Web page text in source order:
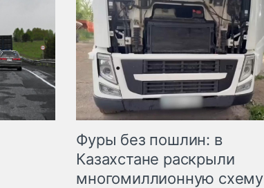
Фуры без пошлин: в
Казахстане раскрыли
многомиллионную схему